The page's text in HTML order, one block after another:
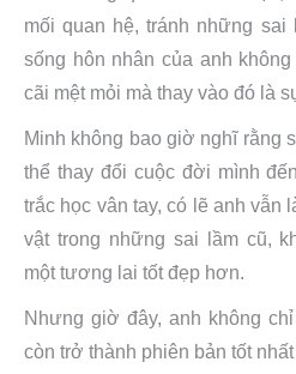
mối quan hệ, tránh những sai
sống hôn nhân của anh
cãi mệt mỏi mà thay vào đó là
Minh không bao giờ nghĩ rằng
thể thay đổi cuộc đời mình
trắc học vân tay, có lẽ anh vẫn
vật trong những sai lầm cũ,
một tương lai tốt đẹp hơn.
Nhưng giờ đây, anh không
còn trở thành phiên bản tốt